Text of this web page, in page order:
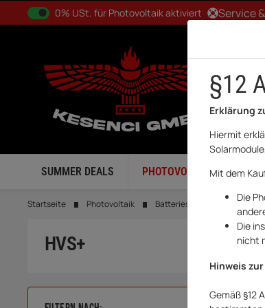
0% USt. für Betreiber der Anlage gem. § 12 Abs.
0% USt. für Photovoltaik aktiviert Service
SUMMER DEALS PHOTOVOLTAIK
Startseite Photovoltaik Batteriespeicher BYD
HVS+
§12
Erklärung
Hiermit
Mit dem
Die
Die
nicht
Hinweis
Gemäß §12